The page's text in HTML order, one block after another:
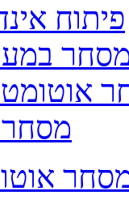
פיתוח
מסחר